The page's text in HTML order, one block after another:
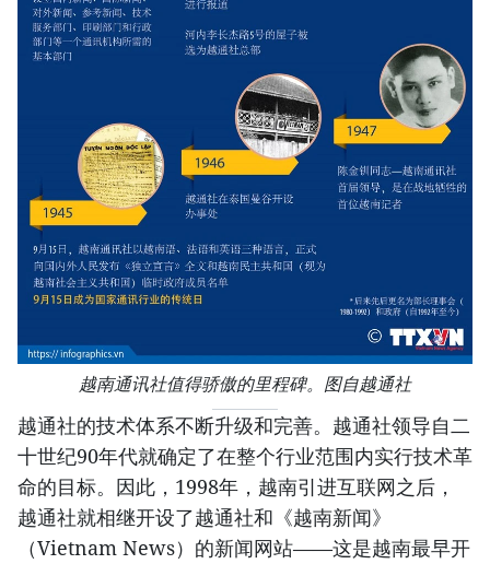
越南通讯社值得骄傲的里程碑。图自越通社
越通社的技术体系不断升级和完善。越通社领导自二
十世纪90年代就确定了在整个行业范围内实行技术革
命的目标。因此，1998年，越南引进互联网之后，
越通社就相继开设了越通社和《越南新闻》
（Vietnam News）的新闻网站——这是越南最早开